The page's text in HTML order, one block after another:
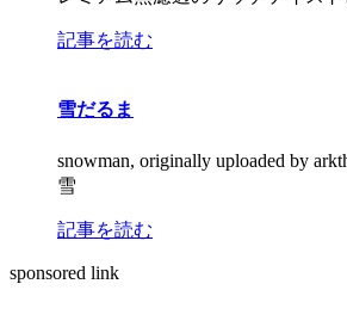
記事を読む
雪だるま
snowman, originally uploaded by
雪
記事を読む
sponsored link